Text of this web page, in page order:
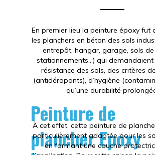
Peinture de
plancher Epoxy
En premier lieu la peinture époxy fut
les planchers en béton des sols
entrepôt, hangar, garage, sols
stationnements…) qui demandaient
résistance des sols, des critères
(antidérapants), d’hygiène
qu’une durabilité
À cet effet, cette peinture de
particulièrement adaptée pour les
en formant une couche